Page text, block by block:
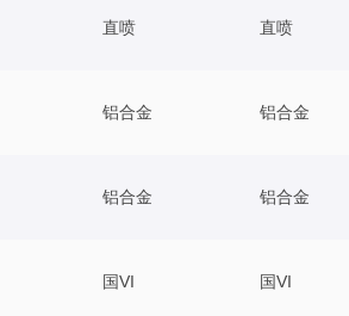
直喷 直喷
铝合金 铝合金
铝合金 铝合金
国VI 国VI